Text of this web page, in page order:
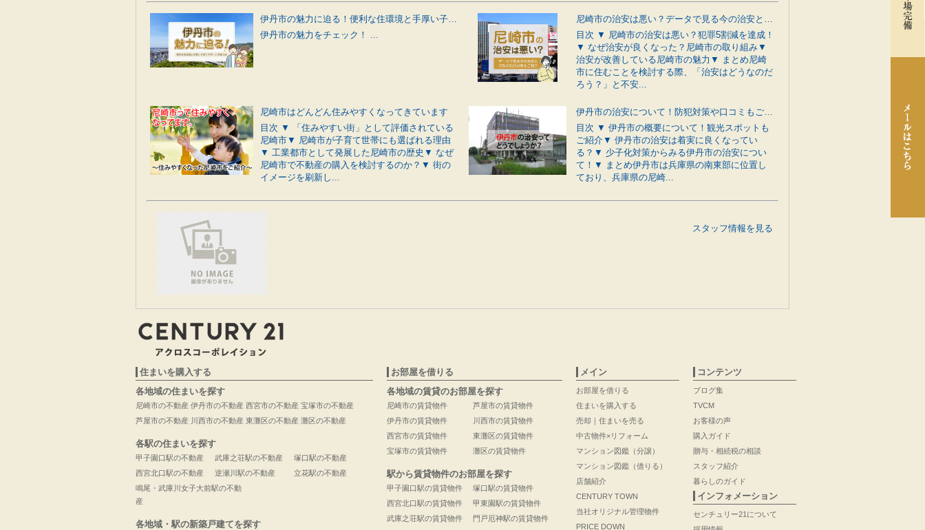
伊丹市の魅力に迫る！便利な住環境と手厚い子育てサポートが揃う街
伊丹市の魅力をチェック！ ...
尼崎市の治安は悪い？データで見る今の治安と行政の防犯対策をご紹介
目次 ▼ 尼崎市の治安は悪い？犯罪5割減を達成！
▼ なぜ治安が良くなった？尼崎市の取り組み▼
治安が改善している尼崎市の魅力▼ まとめ尼崎
市に住むことを検討する際、「治安はどうなのだ
ろう？」と不安...
尼崎市はどんどん住みやすくなってきています
目次 ▼ 「住みやすい街」として評価されている
尼崎市▼ 尼崎市が子育て世帯にも選ばれる理由
▼ 工業都市として発展した尼崎市の歴史▼ なぜ
尼崎市で不動産の購入を検討するのか？▼ 街の
イメージを刷新し...
伊丹市の治安について！防犯対策や口コミもご紹介
目次 ▼ 伊丹市の概要について！観光スポットも
ご紹介▼ 伊丹市の治安は着実に良くなってい
る？▼ 少子化対策からみる伊丹市の治安につい
て！▼ まとめ伊丹市は兵庫県の南東部に位置し
ており、兵庫県の尼崎...
スタッフ情報を見る
住まいを購入する
各地域の住まいを探す
尼崎市の不動産
芦屋市の不動産
伊丹市の不動産
川西市の不動産
西宮市の不動産
東灘区の不動産
宝塚市の不動産
灘区の不動産
各駅の住まいを探す
甲子園口駅の不動産
西宮北口駅の不動産
武庫之荘駅の不動産
逆瀬川駅の不動産
塚口駅の不動産
立花駅の不動産
鳴尾・武庫川女子大前駅の不動
産
各地域・駅の新築戸建てを探す
お部屋を借りる
各地域の賃貸のお部屋を探す
尼崎市の賃貸物件
伊丹市の賃貸物件
西宮市の賃貸物件
宝塚市の賃貸物件
芦屋市の賃貸物件
川西市の賃貸物件
東灘区の賃貸物件
灘区の賃貸物件
駅から賃貸物件のお部屋を探す
甲子園口駅の賃貸物件
西宮北口駅の賃貸物件
武庫之荘駅の賃貸物件
塚口駅の賃貸物件
甲東園駅の賃貸物件
門戸厄神駅の賃貸物件
メイン
お部屋を借りる
住まいを購入する
売却｜住まいを売る
中古物件×リフォーム
マンション図鑑（分譲）
マンション図鑑（借りる）
店舗紹介
CENTURY TOWN
当社オリジナル管理物件
PRICE DOWN
コンテンツ
ブログ集
TVCM
お客様の声
購入ガイド
贈与・相続税の相談
スタッフ紹介
暮らしのガイド
インフォメーション
センチュリー21について